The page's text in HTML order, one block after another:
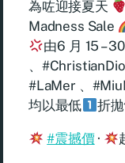
為咗迎接夏天
Madness Sale
由6 月 15 –
、
#LaMer 、
均以最低
折
#震撼價·